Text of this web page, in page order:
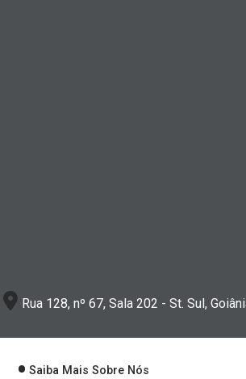
Rua 128, nº 67, Sala 202 - St. Sul,
Saiba Mais Sobre Nós